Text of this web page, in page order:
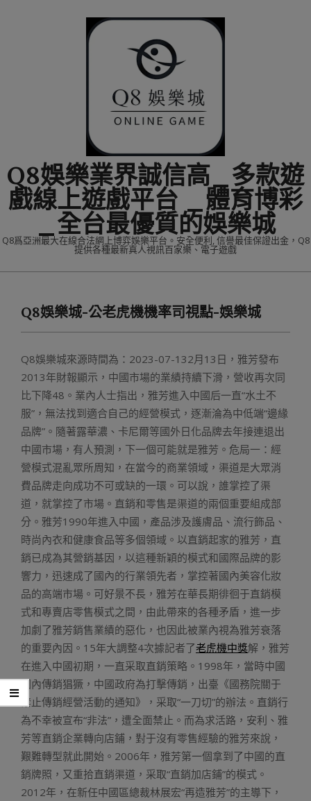
Q8娛樂業界誠信高_多款遊
戲線上遊戲平台 _體育博彩
_全台最優質的娛樂城
Q8爲亞洲最大在線合法網上博弈娛樂平台。安全便利, 信譽最佳保證出金，Q8
提供各種最新真人視訊百家樂、電子遊戲
MenuQ8娛樂城-公老虎機機率司視點-娛樂城
Q8娛樂城來源時間為：2023-07-132月13日，雅芳發布
2013年財報顯示，中國市場的業績持續下滑，營收再次同
比下降48。業內人士指出，雅芳進入中國后一直“水土不
服”，無法找到適合自己的經營模式，逐漸淪為中低端“邊緣
品牌”。隨著露華濃、卡尼爾等國外日化品牌去年接連退出
中國市場，有人預測，下一個可能就是雅芳。危局一：經
營模式混亂眾所周知，在當今的商業領域，渠道是大眾消
費品牌走向成功不可或缺的一環。可以說，誰掌控了渠
道，就掌控了市場。直銷和零售是渠道的兩個重要組成部
分。雅芳1990年進入中國，產品涉及護膚品、流行飾品、
時尚內衣和健康食品等多個領域。以直銷起家的雅芳，直
銷已成為其營銷基因，以這種新穎的模式和國際品牌的影
響力，迅速成了國內的行業領先者，掌控著國內美容化妝
品的高端市場。可好景不長，雅芳在華長期徘徊于直銷模
式和專賣店零售模式之間，由此帶來的各種矛盾，進一步
加劇了雅芳銷售業績的惡化，也因此被業內視為雅芳衰落
的重要內因。15年大調整4次據記者了老虎機中獎解，雅芳
在進入中國初期，一直采取直銷策略。1998年，當時中國
國內傳銷猖獗，中國政府為打擊傳銷，出臺《國務院關于
禁止傳銷經營活動的通知》，采取“一刀切”的辦法。直銷行
為不幸被宣布“非法”，遭全面禁止。而為求活路，安利、雅
芳等直銷企業轉向店鋪，對于沒有零售經驗的雅芳來說，
艱難轉型就此開始。2006年，雅芳第一個拿到了中國的直
銷牌照，又重拾直銷渠道，采取“直銷加店鋪”的模式。
2012年，在新任中國區總裁林展宏“再造雅芳”的主導下，